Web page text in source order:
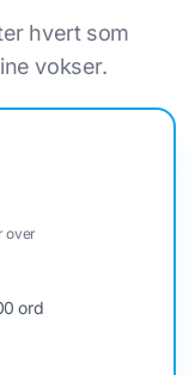
hvert som
vokser.
over
ord